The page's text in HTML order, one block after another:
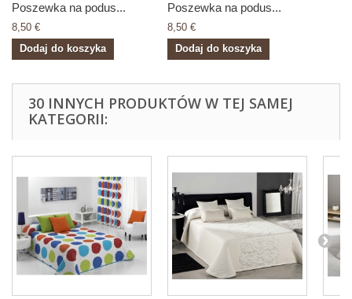
Poszewka na podus...
8,50 €
Dodaj do koszyka
Poszewka na podus...
8,50 €
Dodaj do koszyka
30 INNYCH PRODUKTÓW W TEJ SAMEJ
KATEGORII: